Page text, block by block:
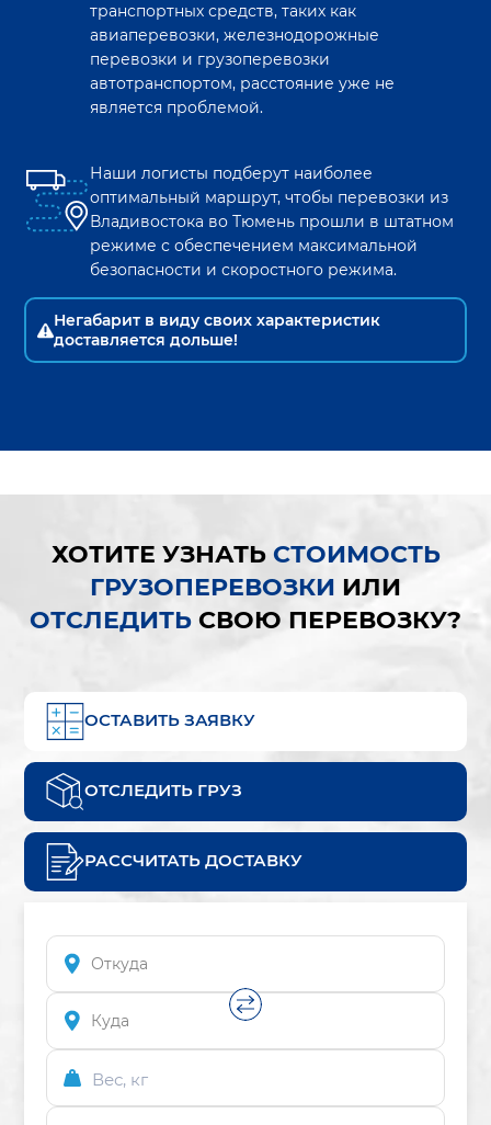
транспортных средств, таких как
авиаперевозки, железнодорожные
перевозки и грузоперевозки
автотранспортом, расстояние уже не
является проблемой.
Наши логисты подберут наиболее
оптимальный маршрут, чтобы перевозки из
Владивостока воТюмень прошли в штатном
режиме с обеспечением максимальной
безопасности и скоростного режима.
Негабарит в виду своих характеристик
доставляется дольше!
ХОТИТЕ УЗНАТЬ СТОИМОСТЬ
ГРУЗОПЕРЕВОЗКИ ИЛИ
ОТСЛЕДИТЬ СВОЮ ПЕРЕВОЗКУ?
ОСТАВИТЬ ЗАЯВКУ
ОТСЛЕДИТЬ ГРУЗ
РАССЧИТАТЬ ДОСТАВКУ
Вес, кг